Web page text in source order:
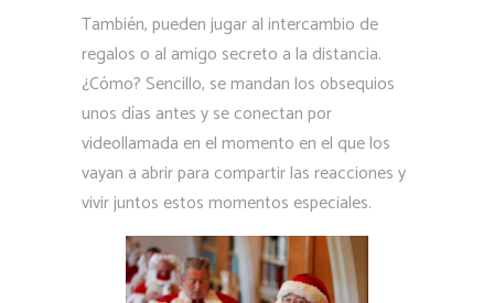
También, pueden jugar al intercambio de
regalos o al amigo secreto a la distancia.
¿Cómo? Sencillo, se mandan los obsequios
unos días antes y se conectan por
videollamada en el momento en el que los
vayan a abrir para compartir las reacciones y
vivir juntos estos momentos especiales.